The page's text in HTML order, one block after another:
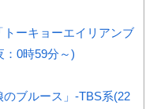
ーキョーエイリアンブ
：0時59分～)
ブルース」-TBS系(22